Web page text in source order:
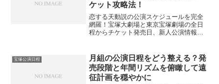
ケット攻略法！
恋する天動説の公演スケジュールを完全
網羅！宝塚大劇場と東京宝塚劇場の全日
程からチケット発売日、新人公演情報ま
役立つ情報が満載です。ファンの皆様が
スムーズにチケットを確保できるよう徹
底サポートします。
宝塚公演日程
月組の公演日程をどう整える？発
売段階と年間リズムを俯瞰して遠
征計画を穏やかに